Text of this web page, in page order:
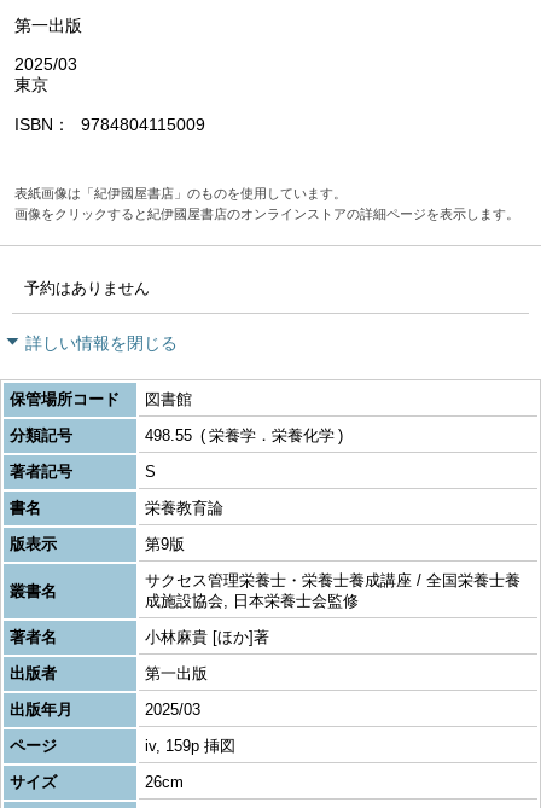
第一出版
2025/03
東京
ISBN 9784804115009
表紙画像は「紀伊國屋書店」のものを使用しています。
画像をクリックすると紀伊國屋書店のオンラインストアの詳細ページを表示します。
予約はありません
詳しい情報を閉じる
保管場所コード
図書館
分類記号
498.55
栄養学．栄養化学
著者記号
S
書名
栄養教育論
版表示
第9版
叢書名
サクセス管理栄養士・栄養士養成講座 / 全国栄養士養
成施設協会, 日本栄養士会監修
著者名
小林麻貴 [ほか]著
出版者
第一出版
出版年月
2025/03
ページ
iv, 159p 挿図
サイズ
26cm